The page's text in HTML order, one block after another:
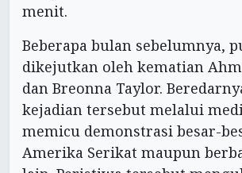
menit.
Beberapa bulan sebelumnya,
dikejutkan oleh kematian
dan Breonna Taylor.
kejadian tersebut melalui
memicu demonstrasi besar-
Amerika Serikat maupun